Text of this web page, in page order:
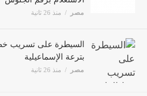
منذ 26 ثانية
بترعة الإسماعيلية
مصر منذ 26 ثانية